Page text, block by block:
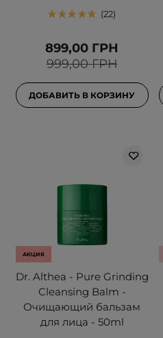
22
999,00 ГРН
899,00 ГРН
ДОБАВИТЬ В КОРЗИНУ
АКЦИЯ
Dr. Althea - Pure Grinding
Cleansing Balm -
Очищающий бальзам
для лица - 50ml